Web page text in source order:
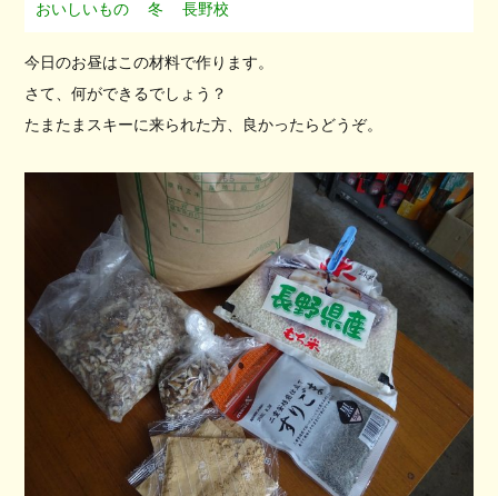
おいしいもの 冬 長野校
今日のお昼はこの材料で作ります。
さて、何ができるでしょう？
たまたまスキーに来られた方、良かったらどうぞ。